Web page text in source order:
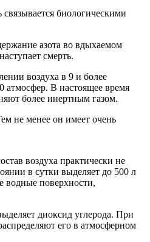
связывается биологическими
азота во вдыхаемом
смерть.
воздуха в 9 и более
атмосфер. В настоящее время
более инертным газом.
не менее он имеет очень
воздуха практически не
в сутки выделяет до 500 л
водные поверхности,
диоксид углерода. При
его в атмосферном